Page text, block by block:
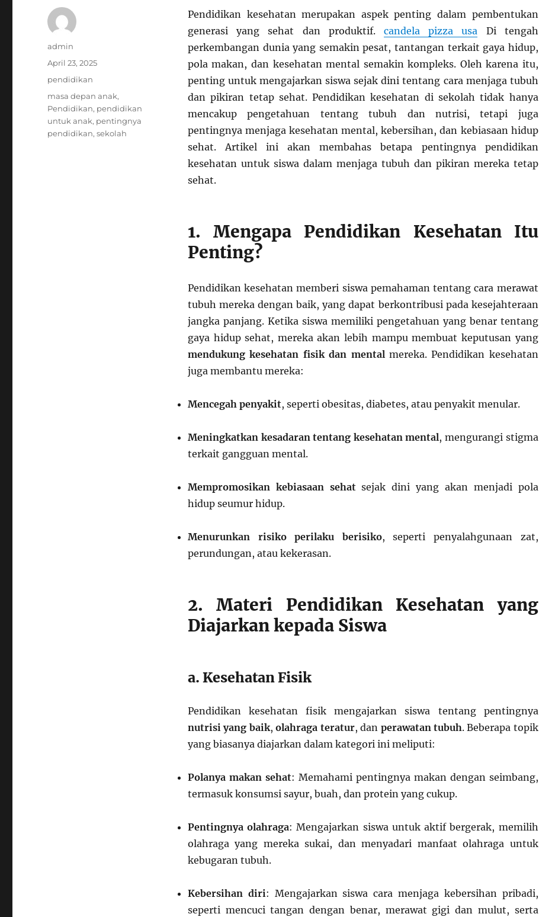
Pendidikan kesehatan merupakan aspek penting dalam pembentukan
generasi yang sehat dan produktif. candela pizza usa Di tengah
perkembangan dunia yang semakin pesat, tantangan terkait gaya hidup,
pola makan, dan kesehatan mental semakin kompleks. Oleh karena itu,
penting untuk mengajarkan siswa sejak dini tentang cara menjaga tubuh
dan pikiran tetap sehat. Pendidikan kesehatan di sekolah tidak hanya
mencakup pengetahuan tentang tubuh dan nutrisi, tetapi juga
pentingnya menjaga kesehatan mental, kebersihan, dan kebiasaan hidup
sehat. Artikel ini akan membahas betapa pentingnya pendidikan
kesehatan untuk siswa dalam menjaga tubuh dan pikiran mereka tetap
sehat.
1. Mengapa Pendidikan Kesehatan Itu
Penting?
Pendidikan kesehatan memberi siswa pemahaman tentang cara merawat
tubuh mereka dengan baik, yang dapat berkontribusi pada kesejahteraan
jangka panjang. Ketika siswa memiliki pengetahuan yang benar tentang
gaya hidup sehat, mereka akan lebih mampu membuat keputusan yang
mendukung kesehatan fisik dan mentalmereka. Pendidikan kesehatan
juga membantu mereka:
Mencegah penyakit, seperti obesitas, diabetes, atau penyakit menular.
Meningkatkan kesadaran tentang kesehatan mental, mengurangi stigma
terkait gangguan mental.
Mempromosikan kebiasaan sehatsejak dini yang akan menjadi pola
hidup seumur hidup.
Menurunkan risiko perilaku berisiko, seperti penyalahgunaan zat,
perundungan, atau kekerasan.
2. Materi Pendidikan Kesehatan yang
Diajarkan kepada Siswa
a. Kesehatan Fisik
Pendidikan kesehatan fisik mengajarkan siswa tentang pentingnya
nutrisi yang baik,olahraga teratur, dan perawatan tubuh. Beberapa topik
yang biasanya diajarkan dalam kategori ini meliputi:
Polanya makan sehat: Memahami pentingnya makan dengan seimbang,
termasuk konsumsi sayur, buah, dan protein yang cukup.
Pentingnya olahraga: Mengajarkan siswa untuk aktif bergerak, memilih
olahraga yang mereka sukai, dan menyadari manfaat olahraga untuk
kebugaran tubuh.
Kebersihan diri: Mengajarkan siswa cara menjaga kebersihan pribadi,
seperti mencuci tangan dengan benar, merawat gigi dan mulut, serta
Author
admin
Posted
April 23, 2025
Categories
pendidikan
Tags
masa depan anak,
Pendidikan, pendidikan
untuk anak, pentingnya
pendidikan,sekolah